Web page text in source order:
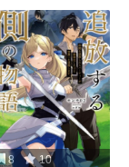
8 10